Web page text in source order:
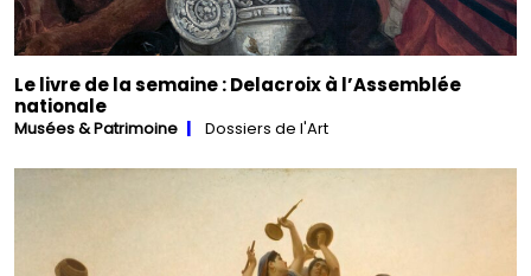
Le livre de la semaine : Delacroix à l’Assemblée
nationale
Musées & Patrimoine Dossiers de l'Art